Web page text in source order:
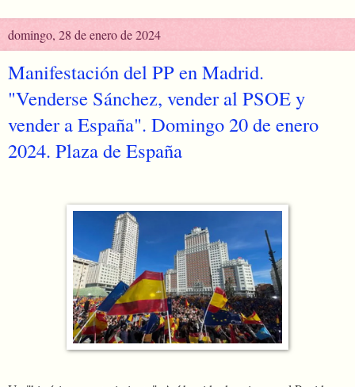
domingo, 28 de enero de 2024
Manifestación del PP en Madrid.
"Venderse Sánchez, vender al PSOE y
vender a España". Domingo 20 de enero
2024. Plaza de España